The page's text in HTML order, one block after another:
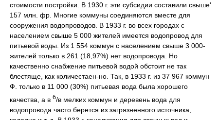
стоимости постройки. В 1930 г. эти субсидии составили свыше'
157 млн. фр. Многие коммуны соединяются вместе для
сооружения водопроводов. В 1933 г. во всех городах с
населением свыше 5 000 жителей имеется водопровод для
питьевой воды. Из 1 554 коммун с населением свыше 3 000-
жителей только в 261 (18,97%) нет водопровода. Но
качественно снабжение питьевой водой обстоит не так
блестяще, как количестаен-но. Так, в 1933 г. из 37 967 коммун
Ф. только в 11 000 (30%) питьевая вода была хорошего
качества, а в б/в мелких коммун и деревень вода для
водопровода часто берется из загрязненного источника,